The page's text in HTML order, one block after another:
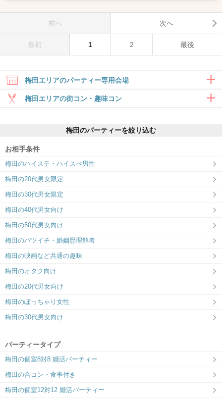
前へ 次へ
最初 1 2 最後
梅田エリアのパーティー専用会場
大阪/梅田ラウンジ4F
IBJ Matching関西 最大規模の会場
ツヴァイ大阪
大阪徒歩2分でアクセス抜群☆
梅田エリアの街コン・趣味コン
6対6～｜食事・ドリンク付きグループト
梅田のパーティーを絞り込む
お相手条件
梅田のハイステ・ハイスぺ男性
梅田の20代男女限定
梅田の30代男女限定
梅田の40代男女向け
梅田の50代男女向け
梅田のバツイチ・婚姻歴理解者
梅田の映画など共通の趣味
梅田のオタク向け
梅田の20代男女向け
梅田のぽっちゃり女性
梅田の30代男女向け
パーティータイプ
梅田の個室8対8 婚活パーティー
梅田の合コン・食事付き
梅田の個室12対12 婚活パーティー